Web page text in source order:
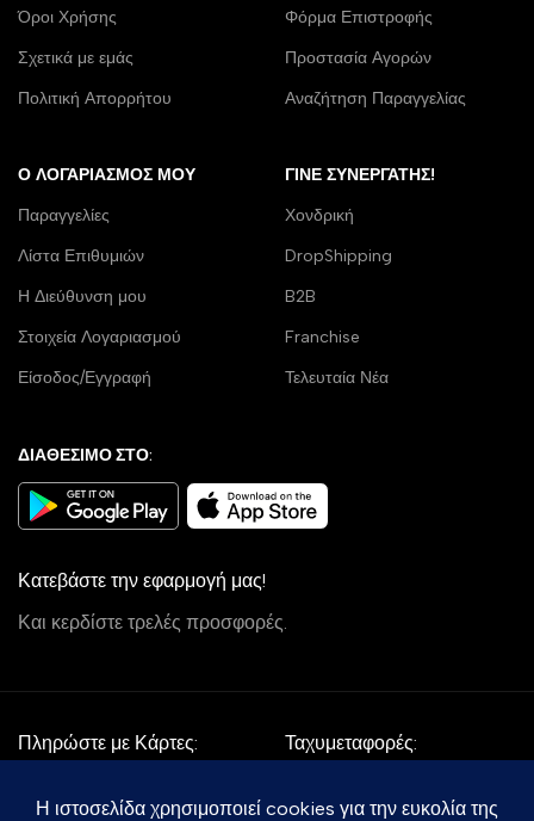
Όροι Χρήσης
Σχετικά με εμάς
Πολιτική Απορρήτου
Φόρμα Επιστροφής
Προστασία Αγορών
Αναζήτηση Παραγγελίας
Ο ΛΟΓΑΡΙΑΣΜΌΣ ΜΟΥ
Παραγγελίες
Λίστα Επιθυμιών
Η Διεύθυνση μου
Στοιχεία Λογαριασμού
Είσοδος/Εγγραφή
ΓΊΝΕ ΣΥΝΕΡΓΆΤΗΣ!
Χονδρική
DropShipping
B2B
Franchise
Τελευταία Νέα
ΔΙΑΘΕΣΙΜΟ ΣΤΟ:
Κατεβάστε την εφαρμογή μας!
Και κερδίστε τρελές προσφορές.
Πληρώστε με Κάρτες: Ταχυμεταφορές: